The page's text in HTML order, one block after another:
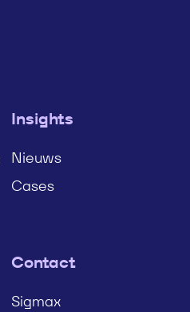
Insights
Nieuws
Cases
Contact
Sigmax